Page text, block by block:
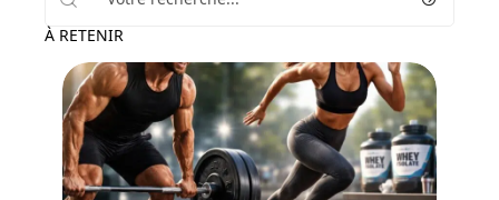
À RETENIR
Santé